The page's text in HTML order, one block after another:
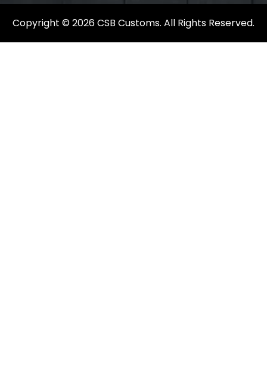
Copyright © 2026 CSB Customs. All Rights Reserved.